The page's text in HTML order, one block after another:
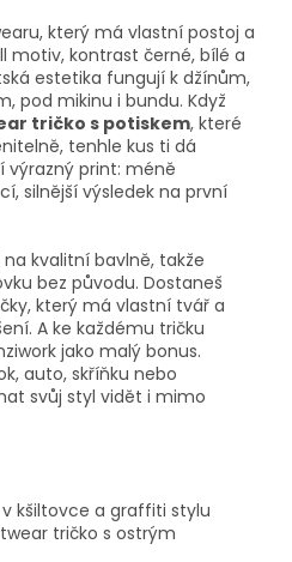
který má vlastní postoj a
motiv, kontrast černé, bílé a
estetika fungují k džínům,
pod mikinu i bundu. Když
tričko s potiskem, které
tenhle kus ti dá
výrazný print: méně
silnější výsledek na první
na kvalitní bavlně, takže
bez původu. Dostaneš
který má vlastní tvář a
A ke každému tričku
jako malý bonus.
auto, skříňku nebo
svůj styl vidět i mimo
kšiltovce a graffiti stylu
tričko s ostrým